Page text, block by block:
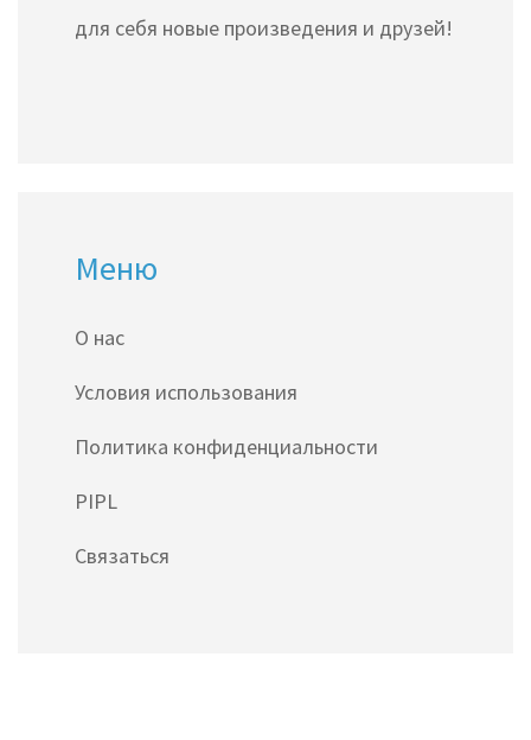
для себя новые произведения и друзей!
Меню
О нас
Условия использования
Политика конфиденциальности
PIPL
Связаться